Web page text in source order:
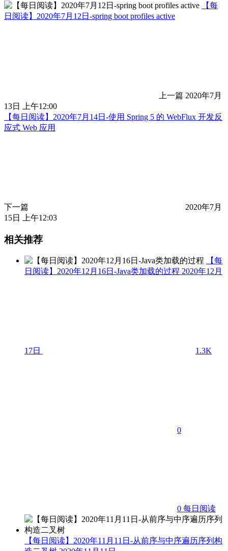
【每
日阅读】2020年7月12日-spring boot profiles active
上一篇 2020年7月
13日 上午12:00
【每日阅读】2020年7月14日-使用 Spring 5 的 WebFlux 开发反
应式 Web 应用
下一篇
2020年7月
15日 上午12:03
相关推荐
【每
日阅读】2020年12月16日-Java类加载的过程 2020年12月
17日 1.3K
0
0 每日阅读
【每日阅读】2020年11月11日-从前序与中序遍历序列构